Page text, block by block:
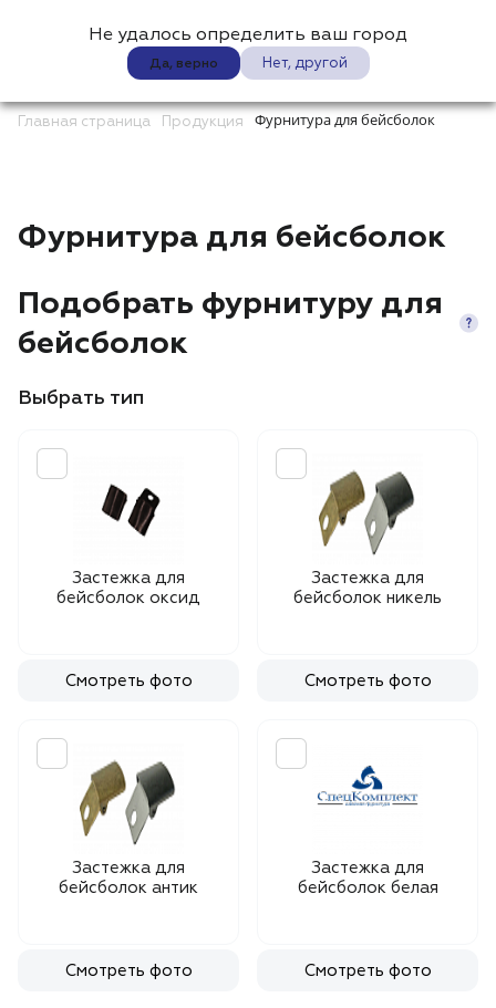
Не удалось определить ваш город
Да, верно Нет, другой
Главная страница Продукция Фурнитура для бейсболок
Фурнитура для бейсболок
Подобрать фурнитуру для
бейсболок
Выбрать тип
Застежка для
бейсболок оксид
Смотреть фото
Застежка для
бейсболок никель
Смотреть фото
Застежка для
бейсболок антик
Смотреть фото
Застежка для
бейсболок белая
Смотреть фото